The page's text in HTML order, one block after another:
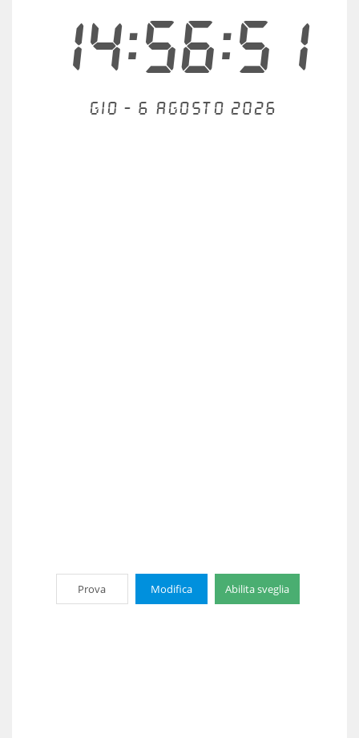
14:56:52
Gio - 6 agosto 2026
Prova Modifica Abilita sveglia